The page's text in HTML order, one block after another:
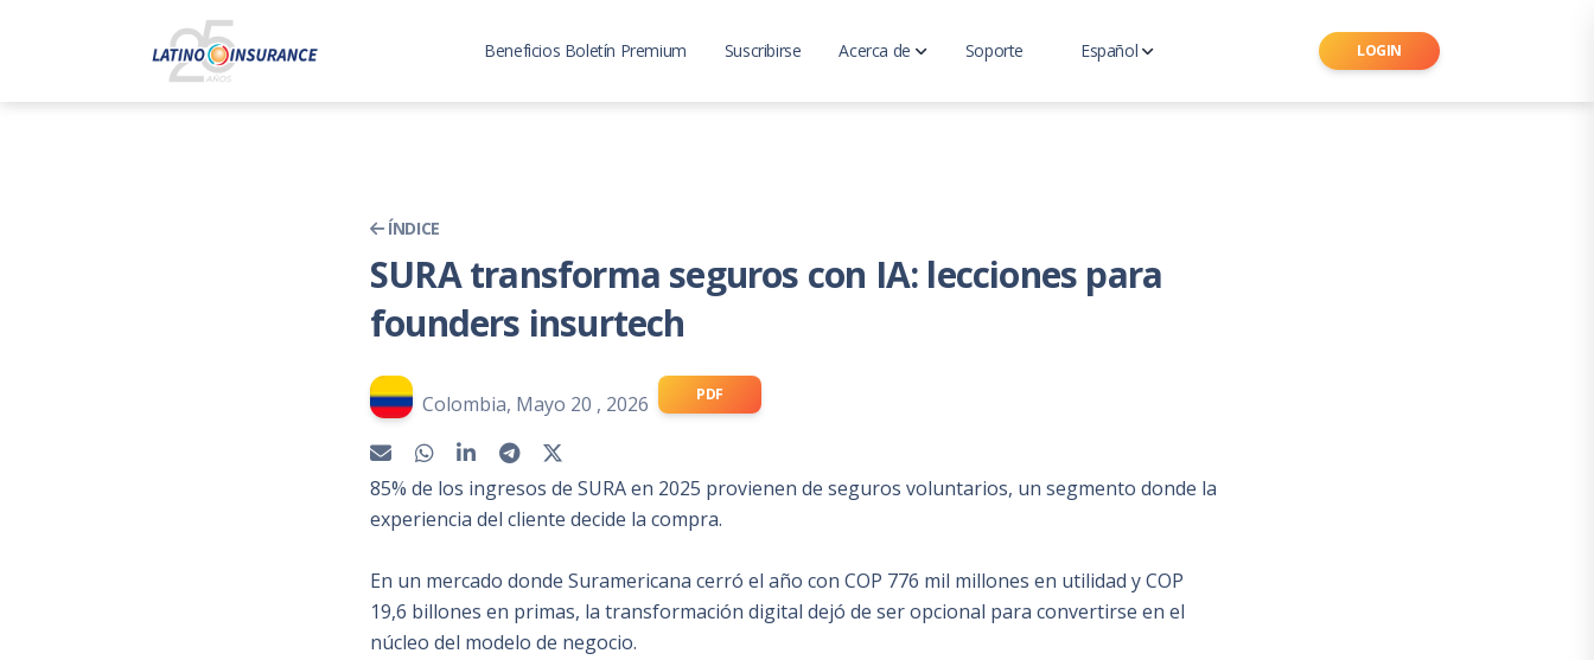
Beneficios Boletín Premium Suscribirse Acerca de Soporte Español LOGIN
ÍNDICE
SURA transforma seguros con IA: lecciones para
founders insurtech
Colombia, Mayo 20 , 2026 PDF
85% de los ingresos de SURA en 2025 provienen de seguros voluntarios, un segmento donde la
experiencia del cliente decide la compra.
En un mercado donde Suramericana cerró el año con COP 776 mil millones en utilidad y COP
19,6 billones en primas, la transformación digital dejó de ser opcional para convertirse en el
núcleo del modelo de negocio.